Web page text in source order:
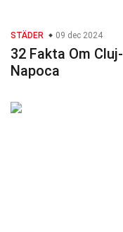
STÄDER 09 dec 2024
32 Fakta Om Cluj-
Napoca